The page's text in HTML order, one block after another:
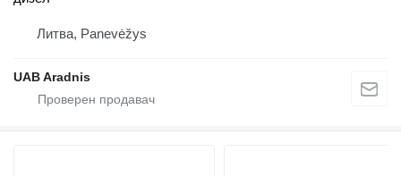
Литва, Panevėžys
UAB Aradnis